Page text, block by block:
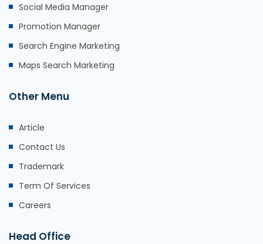
Social Media Manager
Promotion Manager
Search Engine Marketing
Maps Search Marketing
Other Menu
Article
Contact Us
Trademark
Term Of Services
Careers
Head Office